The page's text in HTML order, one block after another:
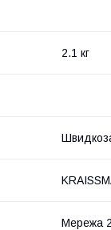
2.1 кг
Мережа